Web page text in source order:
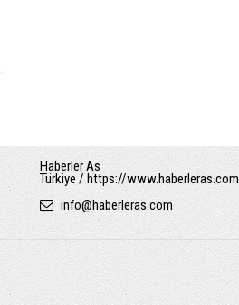
Haberler As
Türkiye / https://www.haberleras.com
info@haberleras.com